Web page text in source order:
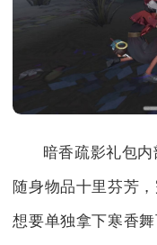
暗香疏影礼包
随身物品十里芬芳
想要单独拿下寒香